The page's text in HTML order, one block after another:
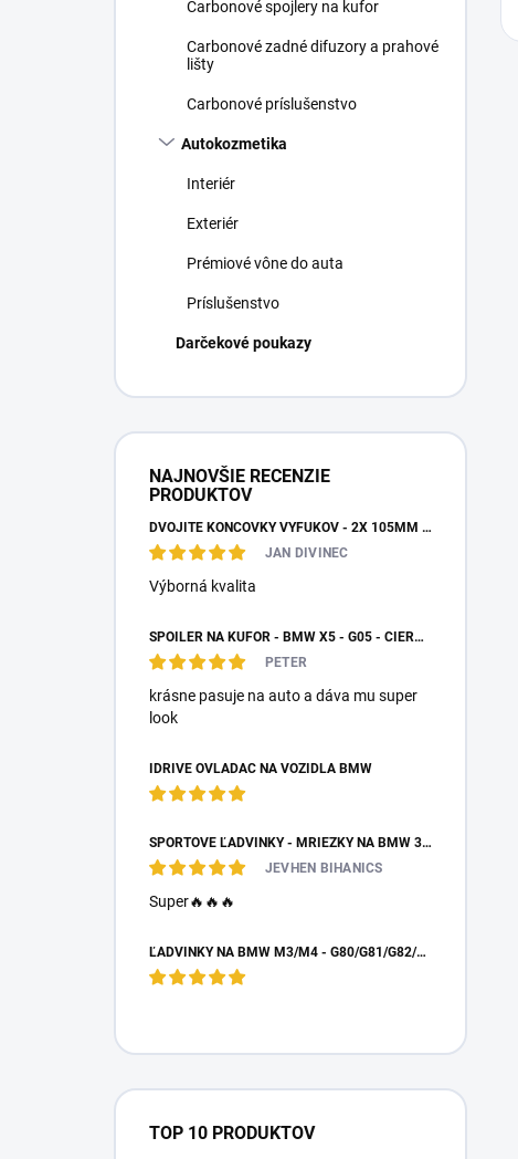
Carbonové spojlery na kufor
Carbonové zadné difuzory a prahové
lišty
Carbonové príslušenstvo
Autokozmetika
Interiér
Exteriér
Prémiové vône do auta
Príslušenstvo
Darčekové poukazy
NAJNOVŠIE RECENZIE
PRODUKTOV
DVOJITÉ KONCOVKY VÝFUKOV - 2X 105MM VÝSTUP
JAN DIVINEC
Výborná kvalita
SPOILER NA KUFOR - BMW X5 - G05 - ČIERNY LESK
PETER
krásne pasuje na auto a dáva mu super
look
IDRIVE OVLÁDAČ NA VOZIDLÁ BMW
ŠPORTOVÉ ĽADVINKY - MRIEŽKY NA BMW 3 - E90/E91 PO FACELIFTE
JEVHEN BIHANICS
Super🔥🔥🔥
ĽADVINKY NA BMW M3/M4 - G80/G81/G82/G83 - DRY CARBON
TOP 10 PRODUKTOV